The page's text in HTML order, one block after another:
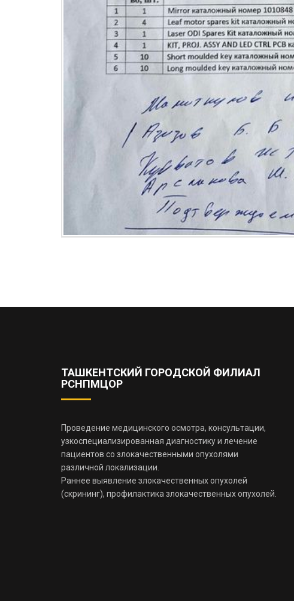
ТАШКЕНТСКИЙ ГОРОДСКОЙ ФИЛИАЛ
РСНПМЦОР
Проведение медицинского осмотра, консультации,
узкоспециализированная диагностику и лечение
пациентов со злокачественными опухолями
различной локализации.
Раннее выявление злокачественных опухолей
(скрининг), профилактика злокачественных опухолей.